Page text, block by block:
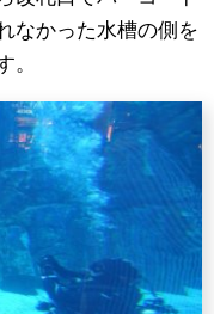
なかった水槽の側を
。